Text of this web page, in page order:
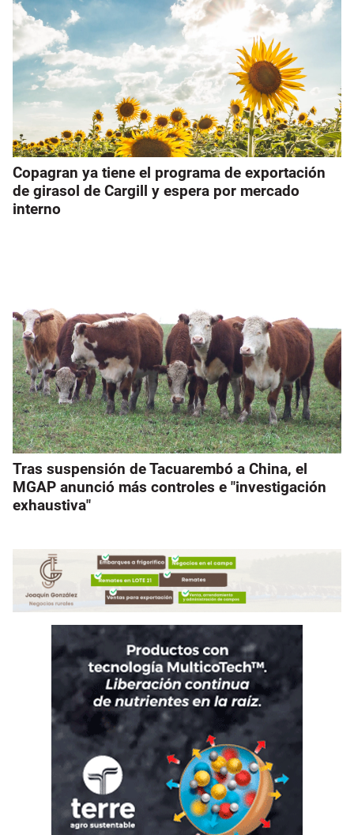
Copagran ya tiene el programa de exportación
de girasol de Cargill y espera por mercado
interno
Tras suspensión de Tacuarembó a China, el
MGAP anunció más controles e "investigación
exhaustiva"